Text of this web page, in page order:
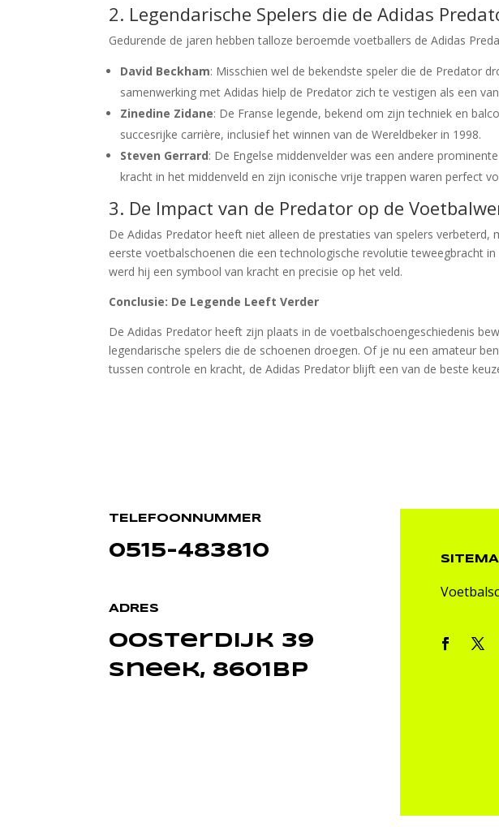
2. Legendarische Spelers die de Adidas
Gedurende de jaren hebben talloze beroemde voetballers de Adidas
David Beckham: Misschien wel de bekendste speler die de Predator
samenwerking met Adidas hielp de Predator zich te vestigen als een
Zinedine Zidane: De Franse legende, bekend om zijn techniek en
succesrijke carrière, inclusief het winnen van de Wereldbeker in 1998.
Steven Gerrard: De Engelse middenvelder was een andere
kracht in het middenveld en zijn iconische vrije trappen waren perfect
3. De Impact van de Predator op de
De Adidas Predator heeft niet alleen de prestaties van spelers
eerste voetbalschoenen die een technologische revolutie teweegbracht
werd hij een symbool van kracht en precisie op het veld.
Conclusie: De Legende Leeft Verder
De Adidas Predator heeft zijn plaats in de voetbalschoengeschiedenis
legendarische spelers die de schoenen droegen. Of je nu een amateur
tussen controle en kracht, de Adidas Predator blijft een van de beste
TELEFOONNUMMER
0515-483810
ADRES
oosterdijk 39
sneek, 8601bp